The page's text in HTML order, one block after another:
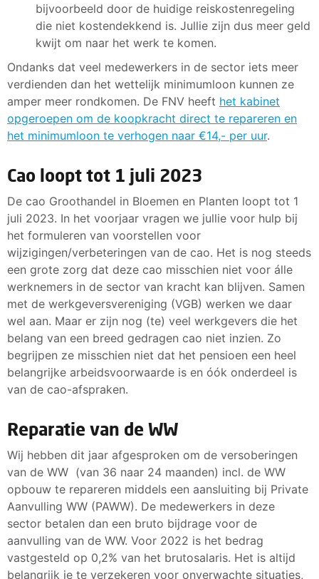
bijvoorbeeld door de huidige reiskostenregeling
die niet kostendekkend is. Jullie zijn dus meer geld
kwijt om naar het werk te komen.
Ondanks dat veel medewerkers in de sector iets meer
verdienden dan het wettelijk minimumloon kunnen ze
amper meer rondkomen. De FNV heeft het kabinet
opgeroepen om de koopkracht direct te repareren en
het minimumloon te verhogen naar €14,- per uur.
Cao loopt tot 1 juli 2023
De cao Groothandel in Bloemen en Planten loopt tot 1
juli 2023. In het voorjaar vragen we jullie voor hulp bij
het formuleren van voorstellen voor
wijzigingen/verbeteringen van de cao. Het is nog steeds
een grote zorg dat deze cao misschien niet voor álle
werknemers in de sector van kracht kan blijven. Samen
met de werkgeversvereniging (VGB) werken we daar
wel aan. Maar er zijn nog (te) veel werkgevers die het
belang van een breed gedragen cao niet inzien. Zo
begrijpen ze misschien niet dat het pensioen een heel
belangrijke arbeidsvoorwaarde is en óók onderdeel is
van de cao-afspraken.
Reparatie van de WW
Wij hebben dit jaar afgesproken om de versoberingen
van de WW (van 36 naar 24 maanden) incl. de WW
opbouw te repareren middels een aansluiting bij Private
Aanvulling WW (PAWW). De medewerkers in deze
sector betalen dan een bruto bijdrage voor de
aanvulling van de WW. Voor 2022 is het bedrag
vastgesteld op 0,2% van het brutosalaris. Het is altijd
belangrijk je te verzekeren voor onverwachte situaties,